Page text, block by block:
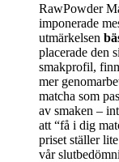
RawPowder
imponerade
utmärkelsen
placerade den
smakprofil,
mer
matcha som
av smaken –
att “få i dig
priset ställer
vår